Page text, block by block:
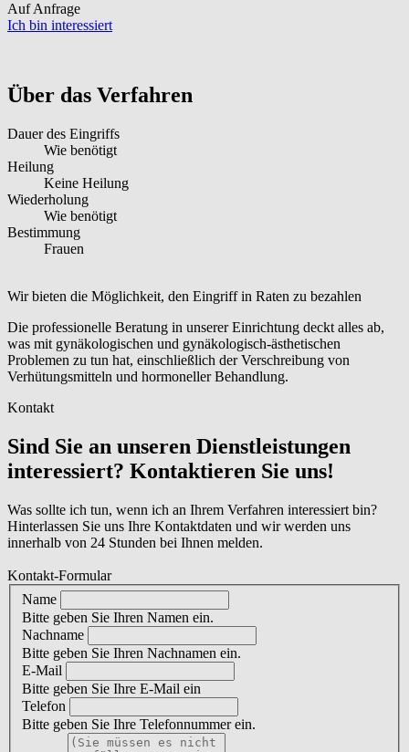
Auf Anfrage
Ich bin interessiert
Über das Verfahren
Dauer des Eingriffs
Wie benötigt
Heilung
Keine Heilung
Wiederholung
Wie benötigt
Bestimmung
Frauen
Wir bieten die Möglichkeit, den Eingriff in Raten zu bezahlen
Die professionelle Beratung in unserer Einrichtung deckt alles ab,
was mit gynäkologischen und gynäkologisch-ästhetischen
Problemen zu tun hat, einschließlich der Verschreibung von
Verhütungsmitteln und hormoneller Behandlung.
Kontakt
Sind Sie an unseren Dienstleistungen
interessiert? Kontaktieren Sie uns!
Was sollte ich tun, wenn ich an Ihrem Verfahren interessiert bin?
Hinterlassen Sie uns Ihre Kontaktdaten und wir werden uns
innerhalb von 24 Stunden bei Ihnen melden.
Kontakt-Formular
Name
Bitte geben Sie Ihren Namen ein.
Nachname
Bitte geben Sie Ihren Nachnamen ein.
E-Mail
Bitte geben Sie Ihre E-Mail ein
Telefon
Bitte geben Sie Ihre Telefonnummer ein.